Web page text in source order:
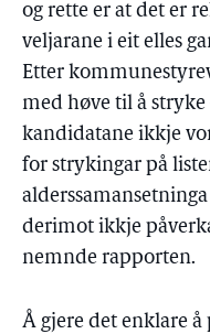
og rette er at det er
veljarane i eit elles
Etter
med høve til å stryke
kandidatane ikkje
for strykingar på
derimot ikkje
nemnde rapporten.
Å gjere det enklare